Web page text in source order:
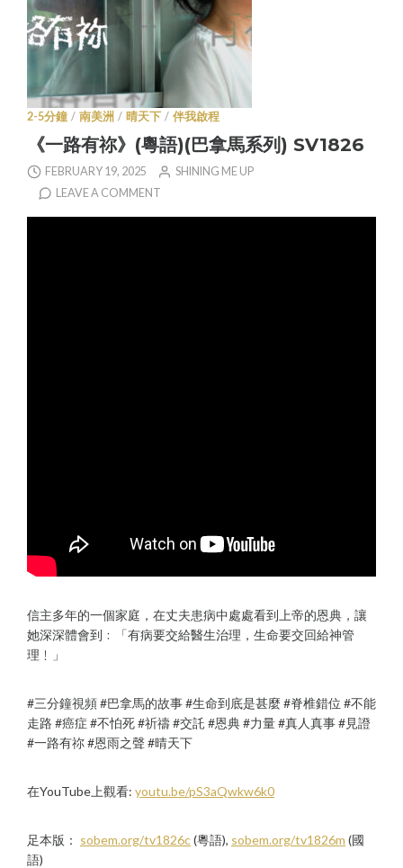
2-5分鐘 / 南美洲 / 晴天下 / 伴我啟程
《一路有祢》(粵語)(巴拿馬系列) SV1826
FEBRUARY 19, 2025
SHINING ME UP
LEAVE A COMMENT
信主多年的一個家庭，在丈夫患病中處處看到上帝的恩典，讓
她深深體會到﹕「有病要交給醫生治理，生命要交回給神管
理﹗」
#三分鐘視頻 #巴拿馬的故事 #生命到底是甚麼 #脊椎錯位 #不能
走路 #癌症 #不怕死 #祈禱 #交託 #恩典 #力量 #真人真事 #見證
#一路有祢 #恩雨之聲 #晴天下
在YouTube上觀看: youtu.be/pS3aQwkw6k0
足本版： sobem.org/tv1826c(粵語), sobem.org/tv1826m (國
語)